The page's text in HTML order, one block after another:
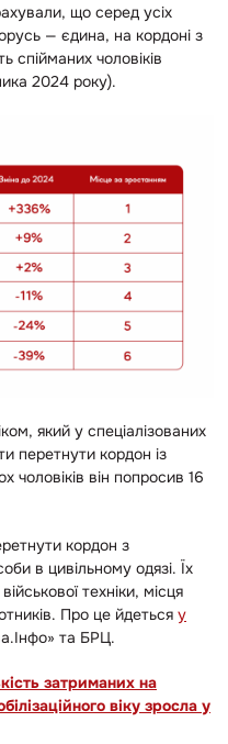
що серед усіх
— єдина, на кордоні з
спійманих чоловіків
2024 року).
який у спеціалізованих
перетнути кордон із
чоловіків він попросив 16
кордон з
в цивільному одязі. Їх
техніки, місця
Про це йдеться у
та БРЦ.
затриманих на
віку зросла у